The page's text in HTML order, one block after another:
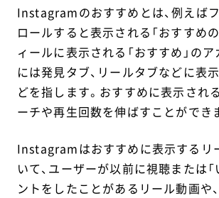
Instagramのおすすめとは、例えば
ロールすると表示される「おすすめの
ィールに表示される「おすすめ」のア
には発見タブ、リールタブなどに表
どを指します。おすすめに表示され
ーチや再生回数を伸ばすことができ
Instagramはおすすめに表示するリ
いて、ユーザーが以前に視聴または「
ントをしたことがあるリール動画や